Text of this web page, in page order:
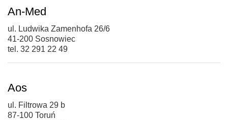
An-Med
ul. Ludwika Zamenhofa 26/6
41-200 Sosnowiec
tel. 32 291 22 49
Aos
ul. Filtrowa 29 b
87-100 Toruń